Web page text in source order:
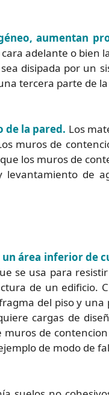
aumentan
adelante o bien
disipada por un
tercera parte de
de la pared. Los
muros de
los muros de
levantamiento de
área inferior de
se usa para
de un edificio.
del piso y
cargas de
de
de modo de